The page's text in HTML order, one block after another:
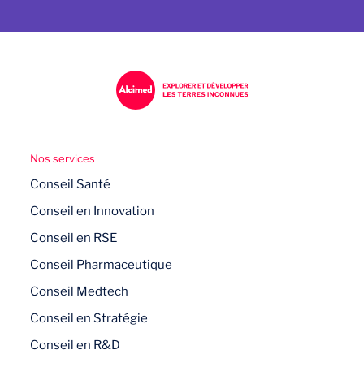
Nos services
Conseil Santé
Conseil en Innovation
Conseil en RSE
Conseil Pharmaceutique
Conseil Medtech
Conseil en Stratégie
Conseil en R&D